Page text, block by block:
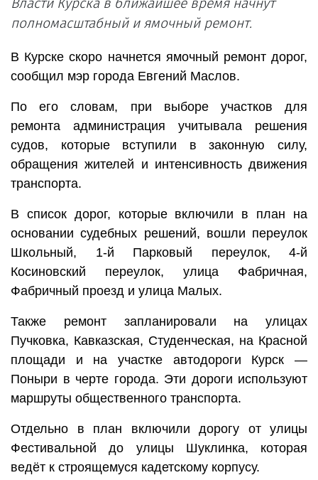
Власти Курска в ближайшее время начнут
полномасштабный и ямочный ремонт.
В Курске скоро начнется ямочный ремонт дорог,
сообщил мэр города Евгений Маслов.
По его словам, при выборе участков для
ремонта администрация учитывала решения
судов, которые вступили в законную силу,
обращения жителей и интенсивность движения
транспорта.
В список дорог, которые включили в план на
основании судебных решений, вошли переулок
Школьный, 1-й Парковый переулок, 4-й
Косиновский переулок, улица Фабричная,
Фабричный проезд и улица Малых.
Также ремонт запланировали на улицах
Пучковка, Кавказская, Студенческая, на Красной
площади и на участке автодороги Курск —
Поныри в черте города. Эти дороги используют
маршруты общественного транспорта.
Отдельно в план включили дорогу от улицы
Фестивальной до улицы Шуклинка, которая
ведёт к строящемуся кадетскому корпусу.